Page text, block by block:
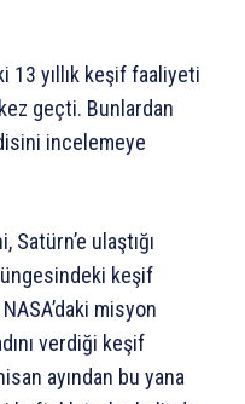
13 yıllık keşif faaliyeti
geçti. Bunlardan
incelemeye
Satürn’e ulaştığı
keşif
misyon
verdiği keşif
ayından bu yana